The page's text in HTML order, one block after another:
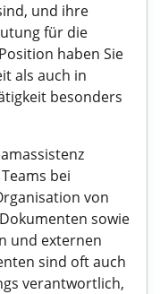
und ihre
für die
haben Sie
als auch in
besonders
bei
von
sowie
und externen
sind oft auch
verantwortlich,